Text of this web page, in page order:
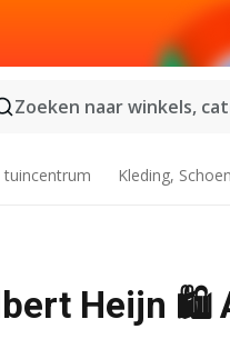
Zoeken naar winkels,
tuincentrum Kleding,
Heijn 🛍️